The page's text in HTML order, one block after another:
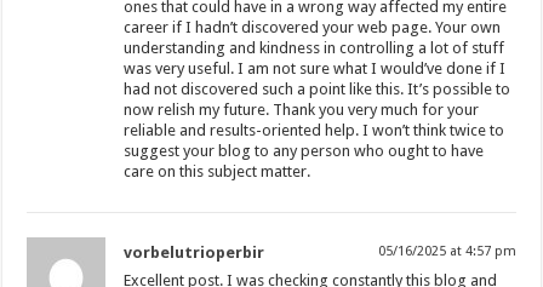
ones that could have in a wrong way affected my entire
career if I hadn’t discovered your web page. Your own
understanding and kindness in controlling a lot of stuff
was very useful. I am not sure what I would’ve done if I
had not discovered such a point like this. It’s possible to
now relish my future. Thank you very much for your
reliable and results-oriented help. I won’t think twice to
suggest your blog to any person who ought to have
care on this subject matter.
vorbelutrioperbir 05/16/2025 at 4:57 pm
Excellent post. I was checking constantly this blog and